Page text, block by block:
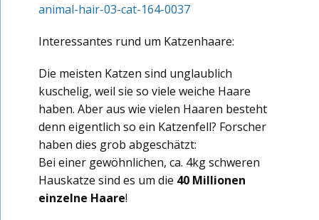
animal-hair-03-cat-164-0037
Interessantes rund um Katzenhaare:
Die meisten Katzen sind unglaublich
kuschelig, weil sie so viele weiche Haare
haben. Aber aus wie vielen Haaren besteht
denn eigentlich so ein Katzenfell? Forscher
haben dies grob abgeschätzt:
Bei einer gewöhnlichen, ca. 4kg schweren
Hauskatze sind es um die 40 Millionen
einzelne Haare!